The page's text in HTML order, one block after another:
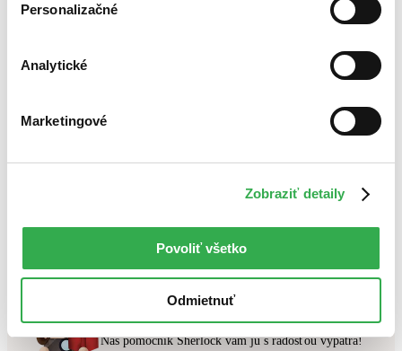
Personalizačné
Analytické
Marketingové
Zobraziť detaily
Povoliť všetko
Odmietnuť
Bestsellery
Najdrahšie
Najlacnejšie
Autor Olivier Marinv zľave
vyhovujúci zadaným podmienkam.
Chcete poradiť knihu?
Náš pomocník Sherlock vám ju s radosťou vypátra!